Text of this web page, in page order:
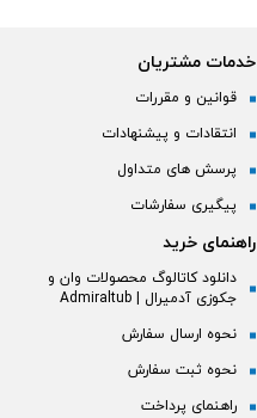
خدمات مشتریان
قوانین و مقررات
انتقادات و پیشنهادات
پرسش های متداول
پیگیری سفارشات
راهنمای خرید
دانلود کاتالوگ محصولات وان و
جکوزی آدمیرال | Admiraltub
نحوه ارسال سفارش
نحوه ثبت سفارش
راهنمای پرداخت